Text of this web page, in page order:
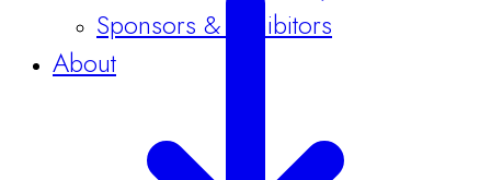
หนังสือเข้าร่วมประชุมไม่ถือเป็นวัน
Sponsors & Exhibitors